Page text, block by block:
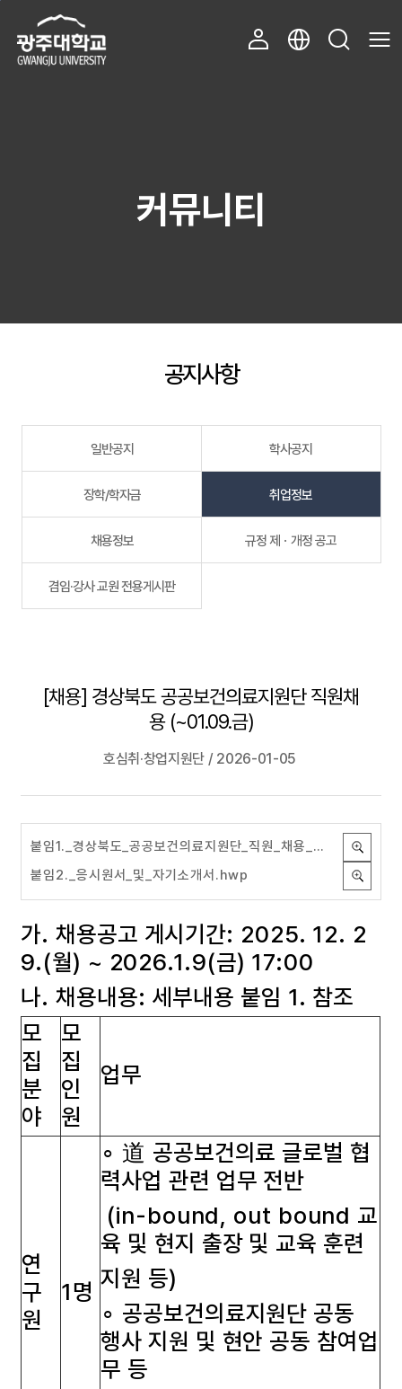
커뮤니티
공지사항
일반공지 학사공지
장학/학자금 취업정보
채용정보 규정 제ㆍ개정 공고
겸임·강사 교원 전용게시판
[채용] 경상북도 공공보건의료지원단 직원채
용 (~01.09.금)
호심취·창업지원단 / 2026-01-05
붙임1._경상북도_공공보건의료지원단_직원_채용_공고.hwp
붙임2._응시원서_및_자기소개서.hwp
가. 채용공고 게시기간: 2025. 12. 2
9.(월) ~ 2026.1.9(금) 17:00
나. 채용내용: 세부내용 붙임 1. 참조
모
집
분
야
모
집
인
원
업무
연
구
원
1명
∘ 道 공공보건의료 글로벌 협
력사업 관련 업무 전반
(in-bound, out bound 교
육 및 현지 출장 및 교육 훈련
지원 등)
∘ 공공보건의료지원단 공동
행사 지원 및 현안 공동 참여업
무 등